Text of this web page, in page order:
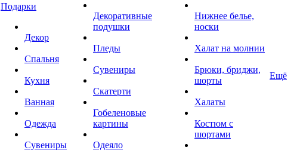
Подарки
Декор
Спальня
Кухня
Ванная
Одежда
Сувениры
Декоративные
подушки
Пледы
Сувениры
Скатерти
Гобеленовые
картины
Одеяло
Нижнее белье,
носки
Халат на молнии
Брюки, бриджи,
шорты
Халаты
Костюм с
шортами
Ещё